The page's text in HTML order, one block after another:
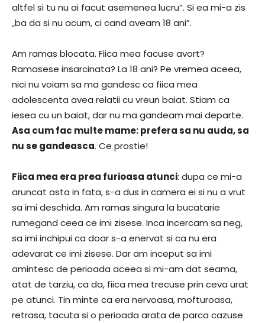
altfel si tu nu ai facut asemenea lucru”. Si ea mi-a zis
„ba da si nu acum, ci cand aveam 18 ani”.
Am ramas blocata. Fiica mea facuse avort?
Ramasese insarcinata? La 18 ani? Pe vremea aceea,
nici nu voiam sa ma gandesc ca fiica mea
adolescenta avea relatii cu vreun baiat. Stiam ca
iesea cu un baiat, dar nu ma gandeam mai departe.
Asa cum fac multe mame: prefera sa nu auda, sa
nu se gandeasca. Ce prostie!
Fiica mea era prea furioasa atunci: dupa ce mi-a
aruncat asta in fata, s-a dus in camera ei si nu a vrut
sa imi deschida. Am ramas singura la bucatarie
rumegand ceea ce imi zisese. Inca incercam sa neg,
sa imi inchipui ca doar s-a enervat si ca nu era
adevarat ce imi zisese. Dar am inceput sa imi
amintesc de perioada aceea si mi-am dat seama,
atat de tarziu, ca da, fiica mea trecuse prin ceva urat
pe atunci. Tin minte ca era nervoasa, mofturoasa,
retrasa, tacuta si o perioada arata de parca cazuse